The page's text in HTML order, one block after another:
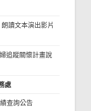
讀文本演出影片
追蹤關懷計畫說
處
查詢公告